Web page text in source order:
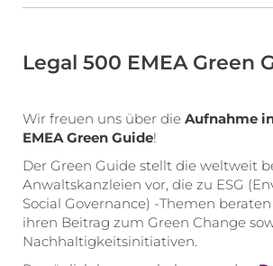
Legal 500 EMEA Green
Wir freuen uns über die Aufnahme
EMEA Green Guide!
Der Green Guide stellt die weltweit
Anwaltskanzleien vor, die zu ESG
Social Governance) -Themen
ihren Beitrag zum Green Change
Nachhaltigkeitsinitiativen.